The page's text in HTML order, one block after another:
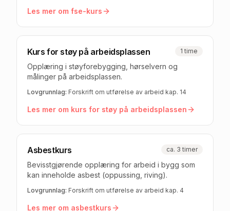
Les mer om fse-kurs
Kurs for støy på arbeidsplassen 1 time
Opplæring i støyforebygging, hørselvern og
målinger på arbeidsplassen.
Lovgrunnlag: Forskrift om utførelse av arbeid kap. 14
Les mer om kurs for støy på arbeidsplassen
Asbestkurs ca. 3 timer
Bevisstgjørende opplæring for arbeid i bygg som
kan inneholde asbest (oppussing, riving).
Lovgrunnlag: Forskrift om utførelse av arbeid kap. 4
Les mer om asbestkurs